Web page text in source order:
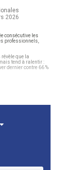
2026
consécutive les
professionnels,
que la
tend à ralentir :
dernier contre 66 %